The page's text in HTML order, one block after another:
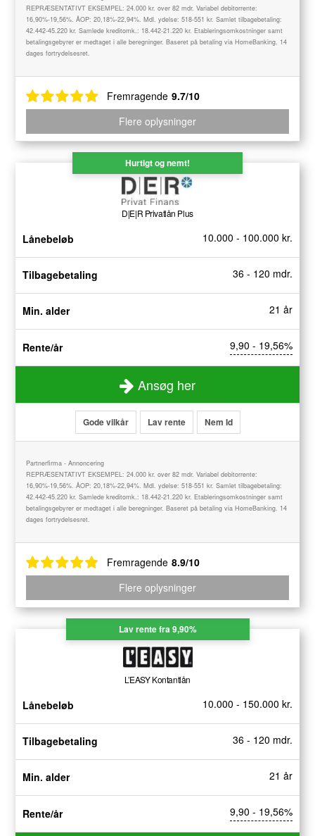
Lav rente fra 9,90%
L’EASY Kontantlån
10.000 - 150.000 kr.
Lånebeløb
36 - 120 mdr.
Tilbagebetaling
21 år
Min. alder
9,90 - 19,56%
Rente/år
Hurtigt og nemt!
D|E|R Privatlån Plus
10.000 - 100.000 kr.
Lånebeløb
36 - 120 mdr.
Tilbagebetaling
21 år
Min. alder
9,90 - 19,56%
Rente/år
Ansøg her
Gode vilkår Lav rente Nem Id
Partnerfirma - Annoncering
REPRÆSENTATIVT EKSEMPEL: 24.000 kr. over 82 mdr. Variabel debitorrente:
16,90%-19,56%. ÅOP: 20,18%-22,94%. Mdl. ydelse: 518-551 kr. Samlet tilbagebetaling:
42.442-45.220 kr. Samlede kreditomk.: 18.442-21.220 kr. Etableringsomkostninger samt
betalingsgebyrer er medtaget i alle beregninger. Baseret på betaling via HomeBanking. 14
dages fortrydelsesret.
Fremragende 8.9/10
Flere oplysninger
REPRÆSENTATIVT EKSEMPEL: 24.000 kr. over 82 mdr. Variabel debitorrente:
16,90%-19,56%. ÅOP: 20,18%-22,94%. Mdl. ydelse: 518-551 kr. Samlet tilbagebetaling:
42.442-45.220 kr. Samlede kreditomk.: 18.442-21.220 kr. Etableringsomkostninger samt
betalingsgebyrer er medtaget i alle beregninger. Baseret på betaling via HomeBanking. 14
dages fortrydelsesret.
Fremragende 9.7/10
Flere oplysninger